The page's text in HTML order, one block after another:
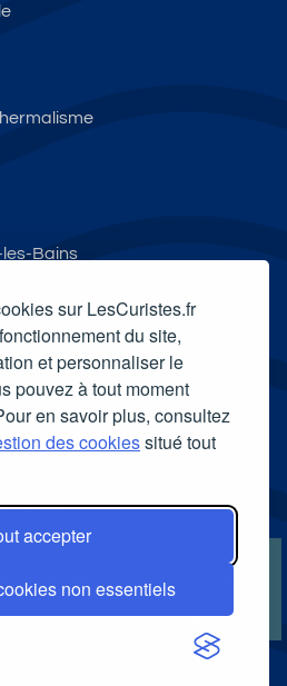
sur LesCuristes.fr
du site,
et personnaliser le
pouvez à tout moment
en savoir plus, consultez
des cookiessitué tout
accepter
non essentiels
Bains
de-l'Orne
Guyon
à l'ensemble des
& Consent Framework
Management Platform n°92.
à tout moment encliquant ici.